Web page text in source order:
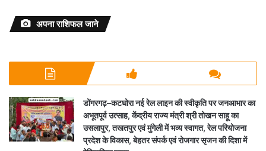
अपना राशिफल जाने
डोंगरगढ़–कटघोरा नई रेल लाइन की स्वीकृति पर जनआभार का
अभूतपूर्व उत्साह, केंद्रीय राज्य मंत्री श्री तोखन साहू का
उसलापुर, तखतपुर एवं मुंगेली में भव्य स्वागत, रेल परियोजना
प्रदेश के विकास, बेहतर संपर्क एवं रोजगार सृजन की दिशा में